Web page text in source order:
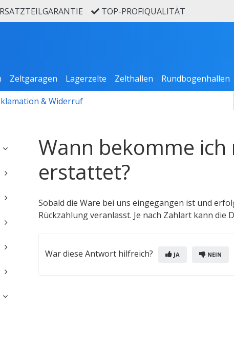
TOP-PROFIQUALITÄT
Zeltgaragen Lagerzelte Zelthallen Rundbogenhallen
& Widerruf
Wann bekomme ich
erstattet?
Sobald die Ware bei uns eingegangen ist und
Rückzahlung veranlasst. Je nach Zahlart kann die
War diese Antwort hilfreich? JA NEIN